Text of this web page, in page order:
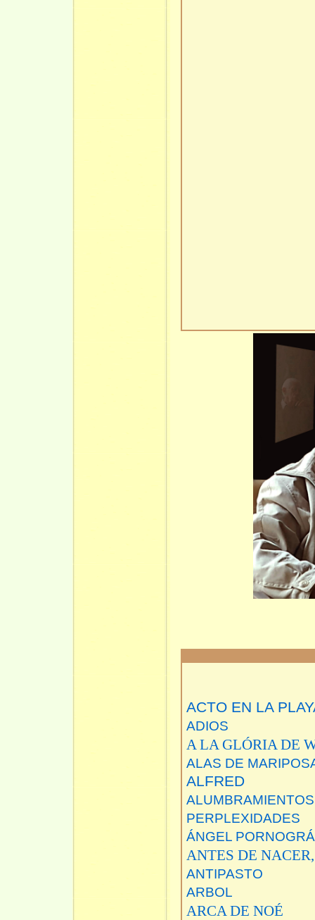
ACTO EN LA
ADIOS
A LA GLÓRIA DE
ALAS DE
ALFRED
PERPLEXIDADES
ÁNGEL
ANTES DE
ANTIPASTO
ARBOL
ARCA DE NOÉ